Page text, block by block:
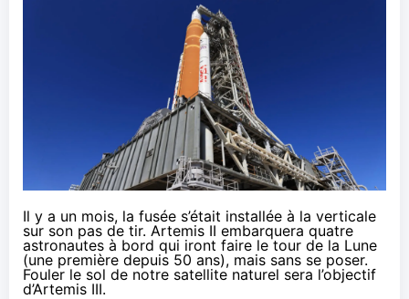
Il y a un mois, la fusée s’était installée à la verticale
sur son pas de tir. Artemis II embarquera quatre
astronautes à bord qui iront faire le tour de la Lune
(une première depuis 50 ans), mais sans se poser.
Fouler le sol de notre satellite naturel sera l’objectif
d’Artemis III.